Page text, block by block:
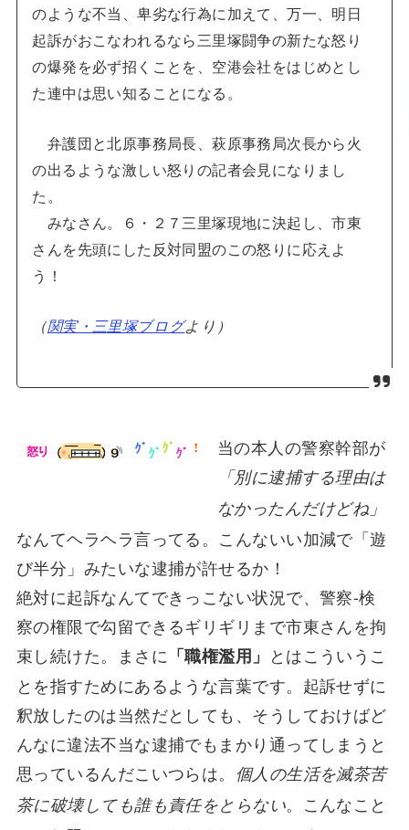
のような不当、卑劣な行為に加えて、万一、明日
起訴がおこなわれるなら三里塚闘争の新たな怒り
の爆発を必ず招くことを、空港会社をはじめとし
た連中は思い知ることになる。
弁護団と北原事務局長、萩原事務局次長から火
の出るような激しい怒りの記者会見になりまし
た。
みなさん。６・２７三里塚現地に決起し、市東
さんを先頭にした反対同盟のこの怒りに応えよ
う！
（関実・三里塚ブログより）
当の本人の警察幹部が
「別に逮捕する理由は
なかったんだけどね」
なんてヘラヘラ言ってる。こんないい加減で「遊
び半分」みたいな逮捕が許せるか！
絶対に起訴なんてできっこない状況で、警察-検
察の権限で勾留できるギリギリまで市東さんを拘
束し続けた。まさに 「職権濫用」 とはこういうこ
とを指すためにあるような言葉です。起訴せずに
釈放したのは当然だとしても、そうしておけばど
んなに違法不当な逮捕でもまかり通ってしまうと
思っているんだこいつらは。
個人の生活を滅茶苦
茶に破壊しても誰も責任をとらない。こんなこと